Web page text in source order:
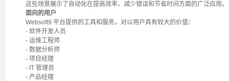
这些场景展示了自动化在提高效率、减少错误和节省时间方面的广泛应用。
面向的用户
Websoft9 平台提供的工具和服务，对以用户具有较大的价值：
- 软件开发人员
- 运维工程师
- 数据分析师
- 项目经理
- IT 管理员
- 产品经理